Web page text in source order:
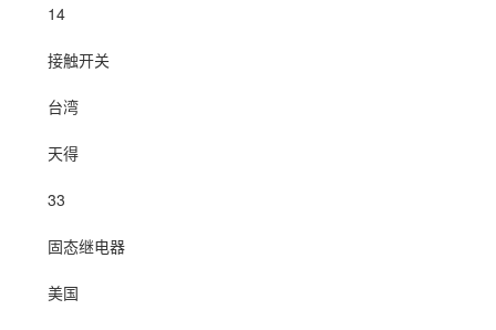
14
接触开关
台湾
天得
33
固态继电器
美国